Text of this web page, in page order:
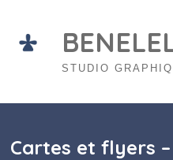
content
STUDIO
Cartes et flyers